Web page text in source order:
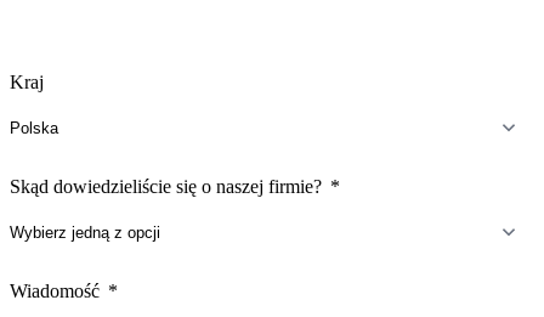
Kraj
Skąd dowiedzieliście się o naszej firmie?
Wiadomość